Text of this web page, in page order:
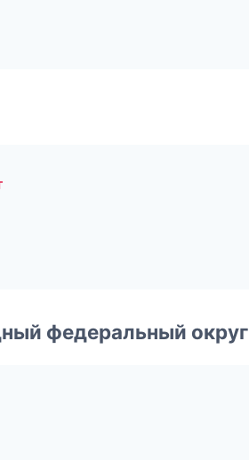
федеральный округ